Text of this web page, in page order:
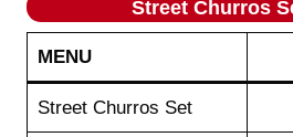
Street Churros
MENU
Street Churros Set